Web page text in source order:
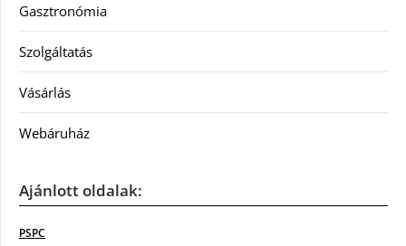
Gasztronómia
Szolgáltatás
Vásárlás
Webáruház
Ajánlott oldalak:
PSPC